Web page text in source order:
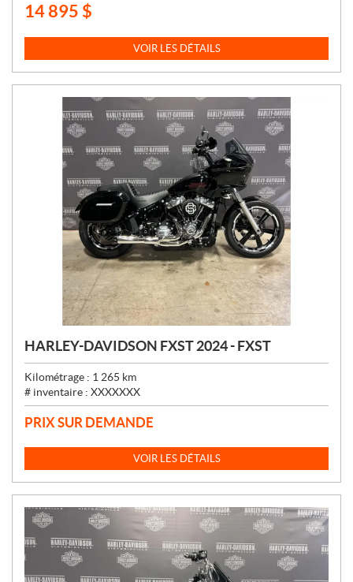
P
X
14 895 $
VOIR LES DÉTAILS
HARLEY-DAVIDSON FXST 2024 - FXST
Kilométrage : 1 265 km
# inventaire : XXXXXXX
PRIX SUR DEMANDE
VOIR LES DÉTAILS